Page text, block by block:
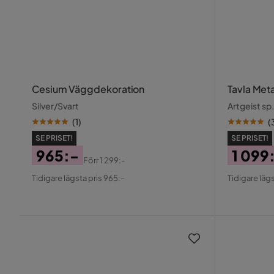
Cesium Väggdekoration
Silver/Svart
(1)
SE PRISET!
Pris
965:-
Original
Förr1 299:-
Tidigare lägsta pris 965:-
Tavla
Artgeist sp.
(
SE PRISET!
Pris
1
Tidigare